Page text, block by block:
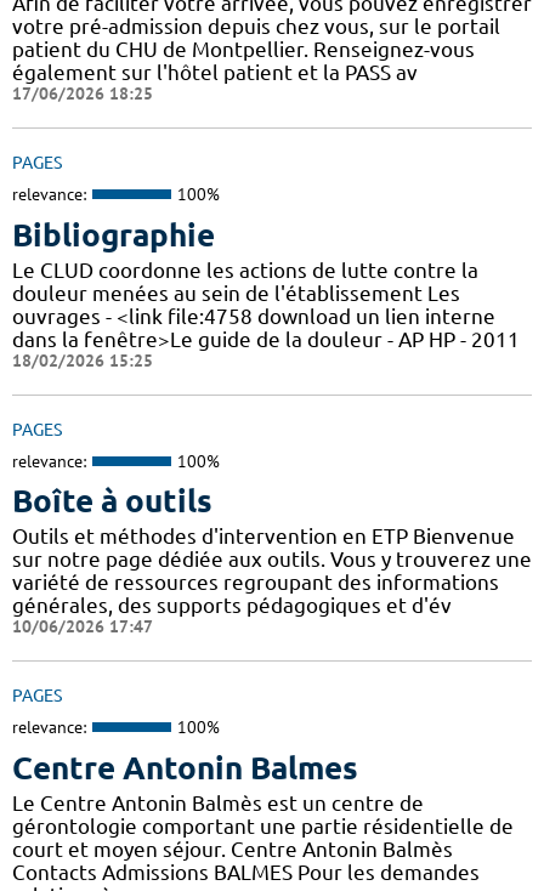
votre pré-admission depuis chez vous, sur le portail
patient du CHU de Montpellier. Renseignez-vous
également sur l'hôtel patient et la PASS av
17/06/2026 18:25
PAGES
relevance: 100%
Bibliographie
Le CLUD coordonne les actions de lutte contre la
douleur menées au sein de l'établissement Les
ouvrages - <link file:4758 download un lien interne
dans la fenêtre>Le guide de la douleur - AP HP - 2011
18/02/2026 15:25
PAGES
relevance: 100%
Boîte à outils
Outils et méthodes d'intervention en ETP Bienvenue
sur notre page dédiée aux outils. Vous y trouverez une
variété de ressources regroupant des informations
générales, des supports pédagogiques et d'év
10/06/2026 17:47
PAGES
relevance: 100%
Centre Antonin Balmes
Le Centre Antonin Balmès est un centre de
gérontologie comportant une partie résidentielle de
court et moyen séjour. Centre Antonin Balmès
Contacts Admissions BALMES Pour les demandes